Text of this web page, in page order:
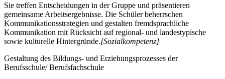
Sie treffen Entscheidungen in der Gruppe und präsentieren
gemeinsame Arbeitsergebnisse. Die Schüler beherrschen
Kommunikationsstrategien und gestalten fremdsprachliche
Kommunikation mit Rücksicht auf regional- und landestypische
sowie kulturelle Hintergründe.[Sozialkompetenz]
Gestaltung des Bildungs- und Erziehungsprozesses der
Berufsschule/ Berufsfachschule